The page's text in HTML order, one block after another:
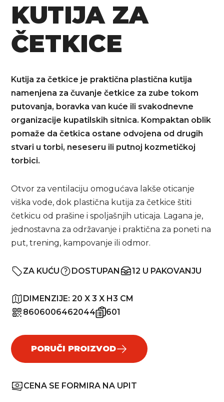
KUTIJA ZA
ČETKICE
Kutija za četkice je praktična plastična kutija
namenjena za čuvanje četkice za zube tokom
putovanja, boravka van kuće ili svakodnevne
organizacije kupatilskih sitnica. Kompaktan oblik
pomaže da četkica ostane odvojena od drugih
stvari u torbi, neseseru ili putnoj kozmetičkoj
torbici.
Otvor za ventilaciju omogućava lakše oticanje
viška vode, dok plastična kutija za četkice štiti
četkicu od prašine i spoljašnjih uticaja. Lagana je,
jednostavna za održavanje i praktična za poneti na
put, trening, kampovanje ili odmor.
ZA KUĆU DOSTUPAN 12 U PAKOVANJU
DIMENZIJE:20 X 3 X H3 CM
8606006462044
601
PORUČI PROIZVOD
CENA SE FORMIRA NA UPIT